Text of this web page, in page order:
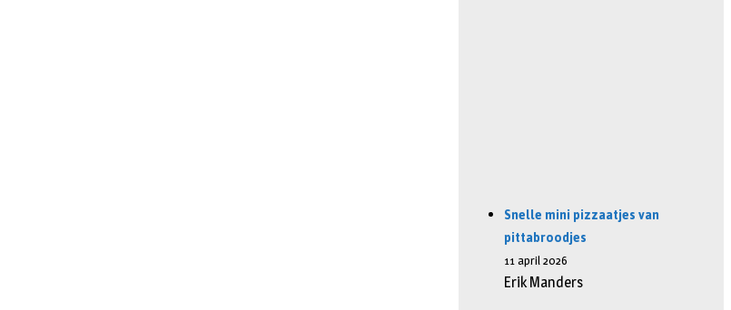
Snelle mini pizzaatjes van
pittabroodjes
11 april 2026
Erik Manders